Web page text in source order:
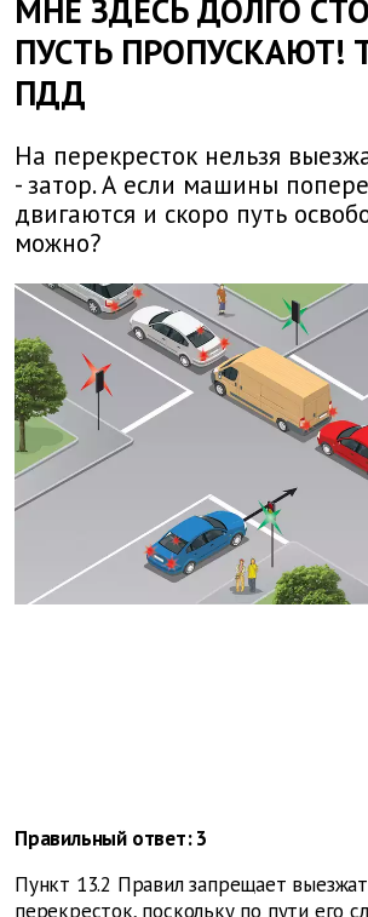
МНЕ ЗДЕСЬ ДОЛГО
ПУСТЬ ПРОПУСКАЮТ!
ПДД
На перекресток нельзя
- затор. А если машины
двигаются и скоро путь
можно?
Правильный ответ: 3
Пункт 13.2 Правил запрещает
перекресток, поскольку по пути его